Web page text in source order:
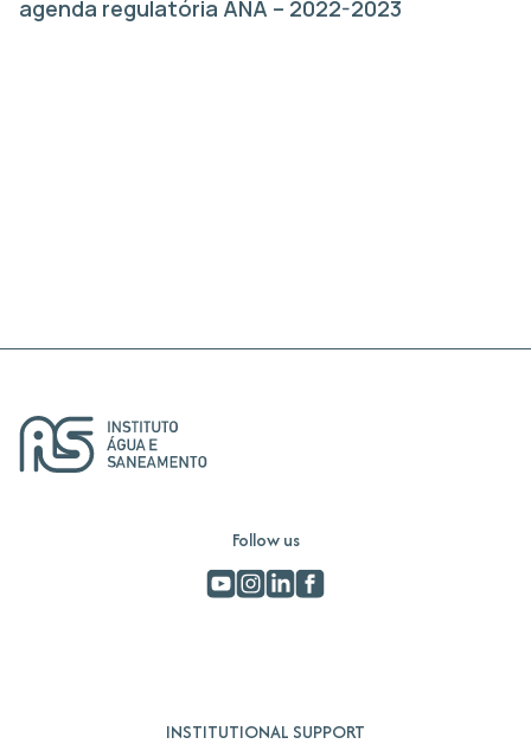
agenda regulatória ANA – 2022-2023
Follow us
INSTITUTIONAL SUPPORT